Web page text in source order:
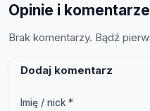
Opinie i
Brak komentarzy. Bądź
Dodaj komentarz
Imię / nick *